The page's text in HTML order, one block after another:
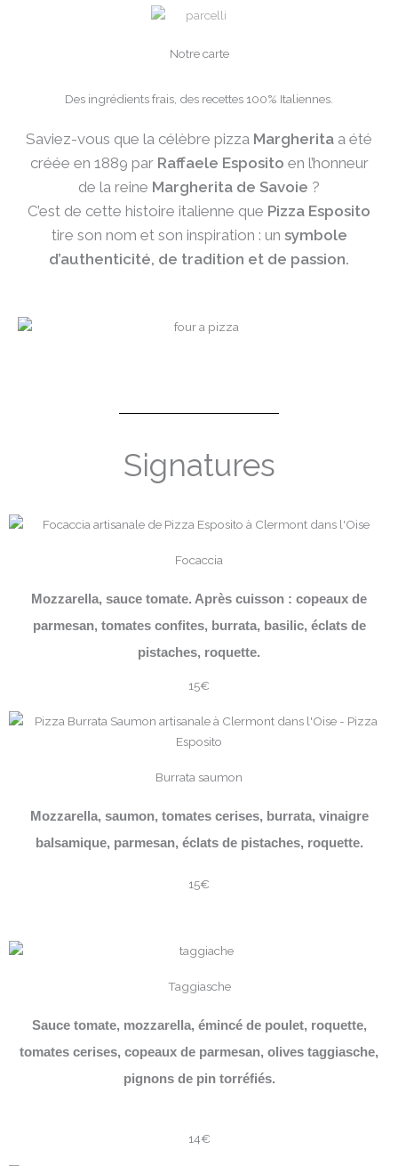
Notre carte
Des ingrédients frais, des recettes 100% Italiennes.
Saviez-vous que la célèbre pizza Margherita a été
créée en 1889 par Raffaele Esposito en l’honneur
de la reine Margherita de Savoie ?
C’est de cette histoire italienne que Pizza Esposito
tire son nom et son inspiration : un symbole
d’authenticité, de tradition et de passion.
Signatures
Focaccia
Mozzarella, sauce tomate. Après cuisson : copeaux de
parmesan, tomates confites, burrata, basilic, éclats de
pistaches, roquette.
15€
Burrata saumon
Mozzarella, saumon, tomates cerises, burrata, vinaigre
balsamique, parmesan, éclats de pistaches, roquette.
15€
Taggiasche
Sauce tomate, mozzarella, émincé de poulet, roquette,
tomates cerises, copeaux de parmesan, olives taggiasche,
pignons de pin torréfiés.
14€